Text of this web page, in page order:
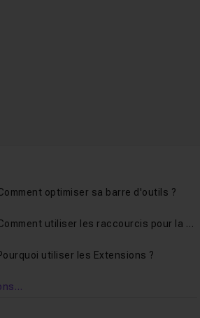
en mode Turbo ?
optimiser sa barre d'outils ?
Comment utiliser les raccourcis pour la construction ?
utiliser les Extensions ?